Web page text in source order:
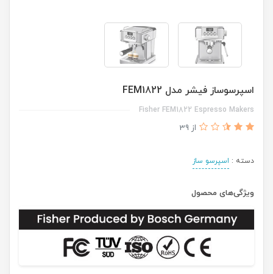
اسپرسوساز فیشر مدل FEM1822
Fisher FEM1822 Espresso Makers
از 39
دسته : اسپرسو ساز
ویژگی‌های محصول